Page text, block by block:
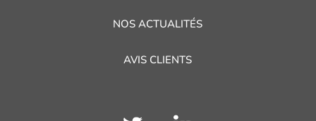
NOS ACTUALITÉS
AVIS CLIENTS